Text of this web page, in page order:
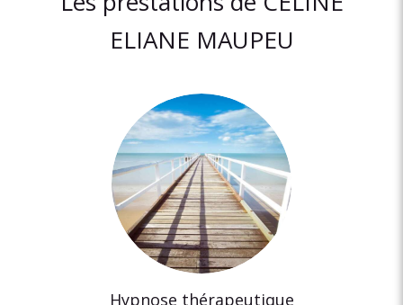
ELIANE MAUPEU
Hypnose thérapeutique